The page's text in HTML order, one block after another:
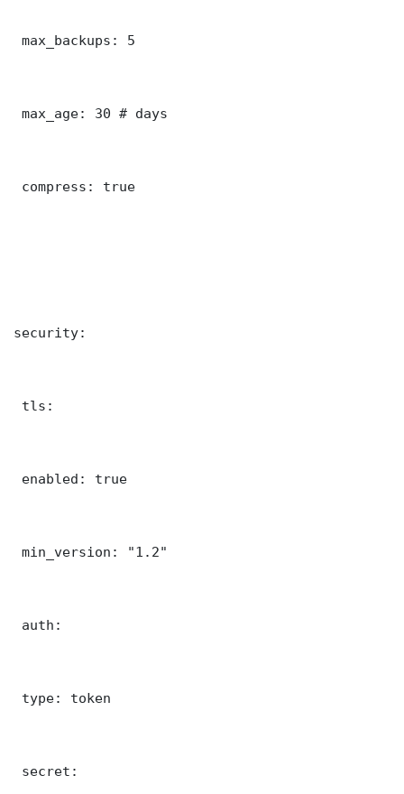
max_backups: 5
max_age: 30 # days
compress: true
security:
tls:
enabled: true
min_version: "1.2"
auth:
type: token
secret: